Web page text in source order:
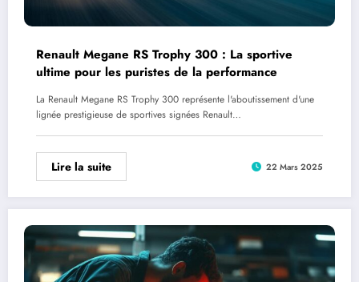
Renault Megane RS Trophy 300 : La sportive
ultime pour les puristes de la performance
La Renault Megane RS Trophy 300 représente l'aboutissement d'une
lignée prestigieuse de sportives signées Renault…
Lire la suite 22 Mars 2025